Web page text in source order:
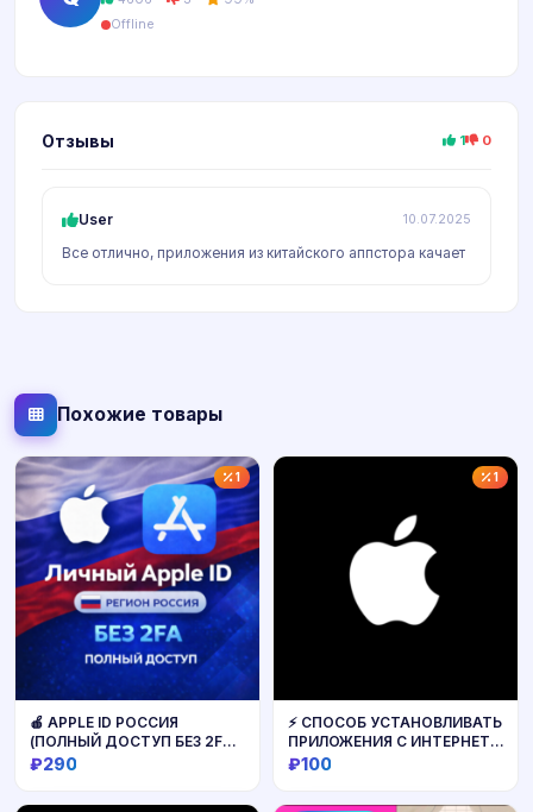
Offline
Отзывы 1 0
User 10.07.2025
Все отлично, приложения из китайского аппстора качает
Похожие товары
1
🍎 APPLE ID РОССИЯ
(ПОЛНЫЙ ДОСТУП БЕЗ 2FA)
НАВСЕГДА ВАШ iPhone ios
₽290
1
⚡️ СПОСОБ УСТАНОВЛИВАТЬ
ПРИЛОЖЕНИЯ С ИНТЕРНЕТА
НА IOS
₽100